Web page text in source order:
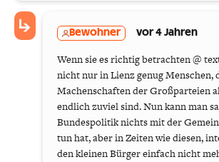
Bewohner vor 4 Jahren
Wenn sie es richtig betrachten @
nicht nur in Lienz genug Menschen,
Machenschaften der Großparteien
endlich zuviel sind. Nun kann man
Bundespolitik nichts mit der
tun hat, aber in Zeiten wie diesen,
den kleinen Bürger einfach nicht